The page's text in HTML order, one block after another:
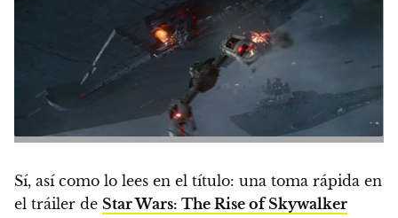
Sí, así como lo lees en el título: una toma rápida en
el tráiler de Star Wars: The Rise of Skywalker